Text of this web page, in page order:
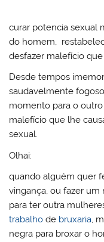
o
M
ai
l
curar potencia sexual
do homem,
desfazer malefício
Desde tempos
saudavelmente
momento para o
malefício que lhe
sexual.
Olhai:
quando alguém quer
vingança, ou fazer
para ter outra
trabalho de bruxaria,
negra para broxar o